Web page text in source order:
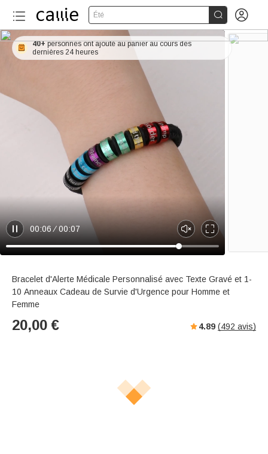
Été  
P
a
e
00:06 00:07
U
n
t
e
E
n
e
r
l
40+personnes ont ajouté au panier au cours des
dernières 24 heures
Bracelet d'Alerte Médicale Personnalisé avec Texte Gravé et 1-
10 Anneaux Cadeau de Survie d'Urgence pour Homme et
Femme
20,00 € 4.89 (492 avis)